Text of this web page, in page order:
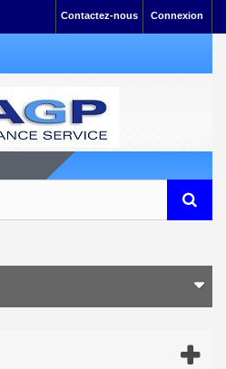
Connexion
Contactez-nous